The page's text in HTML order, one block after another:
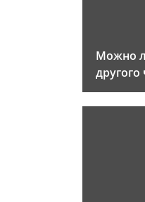
Можно
другого